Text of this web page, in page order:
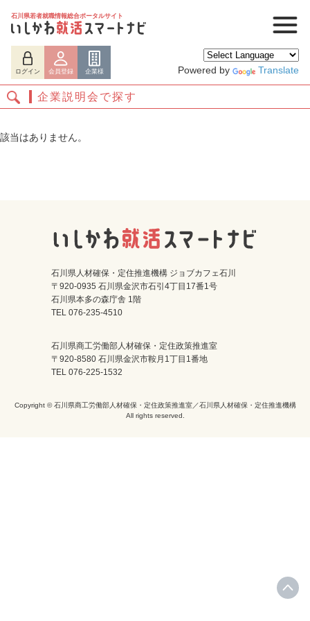
石川県若者就職情報総合ポータルサイト
ログイン 会員登録 企業様 Powered by Translate
ログイン 会員登録
企業説明会で探す
該当はありません。
石川県人材確保・定住推進機構 ジョブカフェ石川
〒920-0935 石川県金沢市石引4丁目17番1号
石川県本多の森庁舎 1階
TEL 076-235-4510
石川県商工労働部人材確保・定住政策推進室
〒920-8580 石川県金沢市鞍月1丁目1番地
TEL 076-225-1532
Copyright © 石川県商工労働部人材確保・定住政策推進室／石川県人材確保・定住推進機構
All rights reserved.